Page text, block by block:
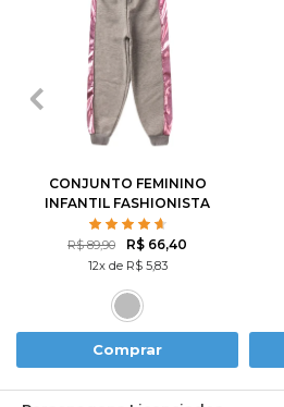
3 4 6
10 14
CONJUNTO FEMININO
INFANTIL FASHIONISTA
R$ 89,90 R$ 66,40
12x de R$ 5,83
Comprar